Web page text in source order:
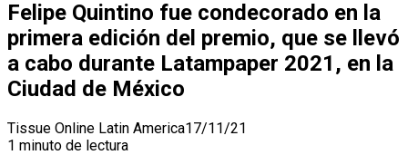
Felipe Quintino fue condecorado en la
primera edición del premio, que se llevó
a cabo durante Latampaper 2021, en la
Ciudad de México
Tissue Online Latin America17/11/21
1 minuto de lectura